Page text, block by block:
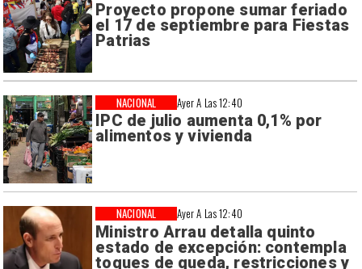
Proyecto propone sumar feriado
el 17 de septiembre para Fiestas
Patrias
Ayer A Las 12:40
IPC de julio aumenta 0,1% por
alimentos y vivienda
NACIONAL
Ayer A Las 12:40
Ministro Arrau detalla quinto
estado de excepción: contempla
toques de queda, restricciones y
NACIONAL